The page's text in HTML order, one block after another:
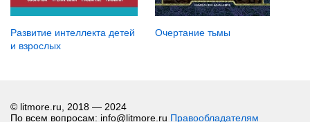
Развитие интеллекта детей
и взрослых
Очертание тьмы
© litmore.ru, 2018 — 2024
По всем вопросам: info@litmore.ru Правообладателям